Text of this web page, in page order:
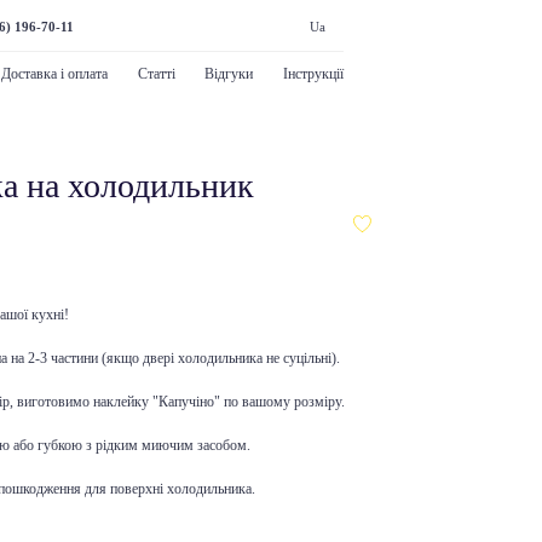
196-70-11 Ua
Доставка і оплата Статті Відгуки Інструкції
на холодильник
кухні!
на 2-3 частини (якщо двері холодильника не суцільні).
виготовимо наклейку "Капучіно" по вашому розміру.
або губкою з рідким миючим засобом.
для поверхні холодильника.